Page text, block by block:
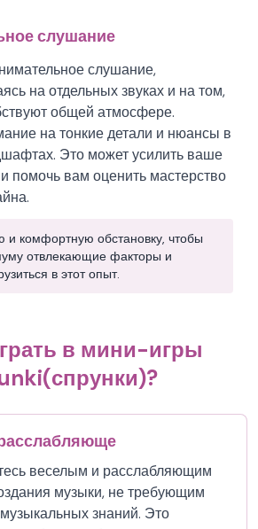
слушание
слушание,
на отдельных звуках и на том,
общей атмосфере.
на тонкие детали и нюансы в
Это может усилить ваше
помочь вам оценить мастерство
и комфортную обстановку, чтобы
отвлекающие факторы и
в этот опыт.
в мини-игры
веселым и расслабляющим
музыки, не требующим
знаний. Это